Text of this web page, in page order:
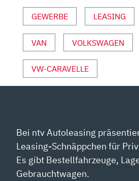
ID
BUZZ
VON
YOUTUBE
ANZEIGEN
GEWERBE LEASING
VAN VOLKSWAGEN
VW-CARAVELLE
Bei ntv Autoleasing
Leasing-Schnäppchen für
Es gibt Bestellfahrzeuge,
Gebrauchtwagen.